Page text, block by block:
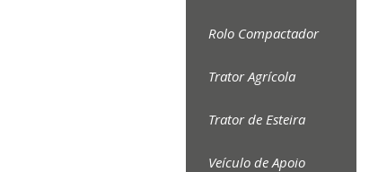
Rolo Compactador
Trator Agrícola
Trator de Esteira
Veículo de Apoio